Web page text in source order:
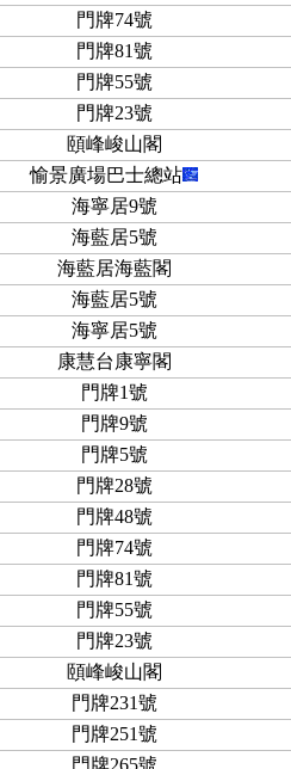
門牌74號
門牌81號
門牌55號
門牌23號
頤峰峻山閣
愉景廣場巴士總站
海寧居9號
海藍居5號
海藍居海藍閣
海藍居5號
海寧居5號
康慧台康寧閣
門牌1號
門牌9號
門牌5號
門牌28號
門牌48號
門牌74號
門牌81號
門牌55號
門牌23號
頤峰峻山閣
門牌231號
門牌251號
門牌265號